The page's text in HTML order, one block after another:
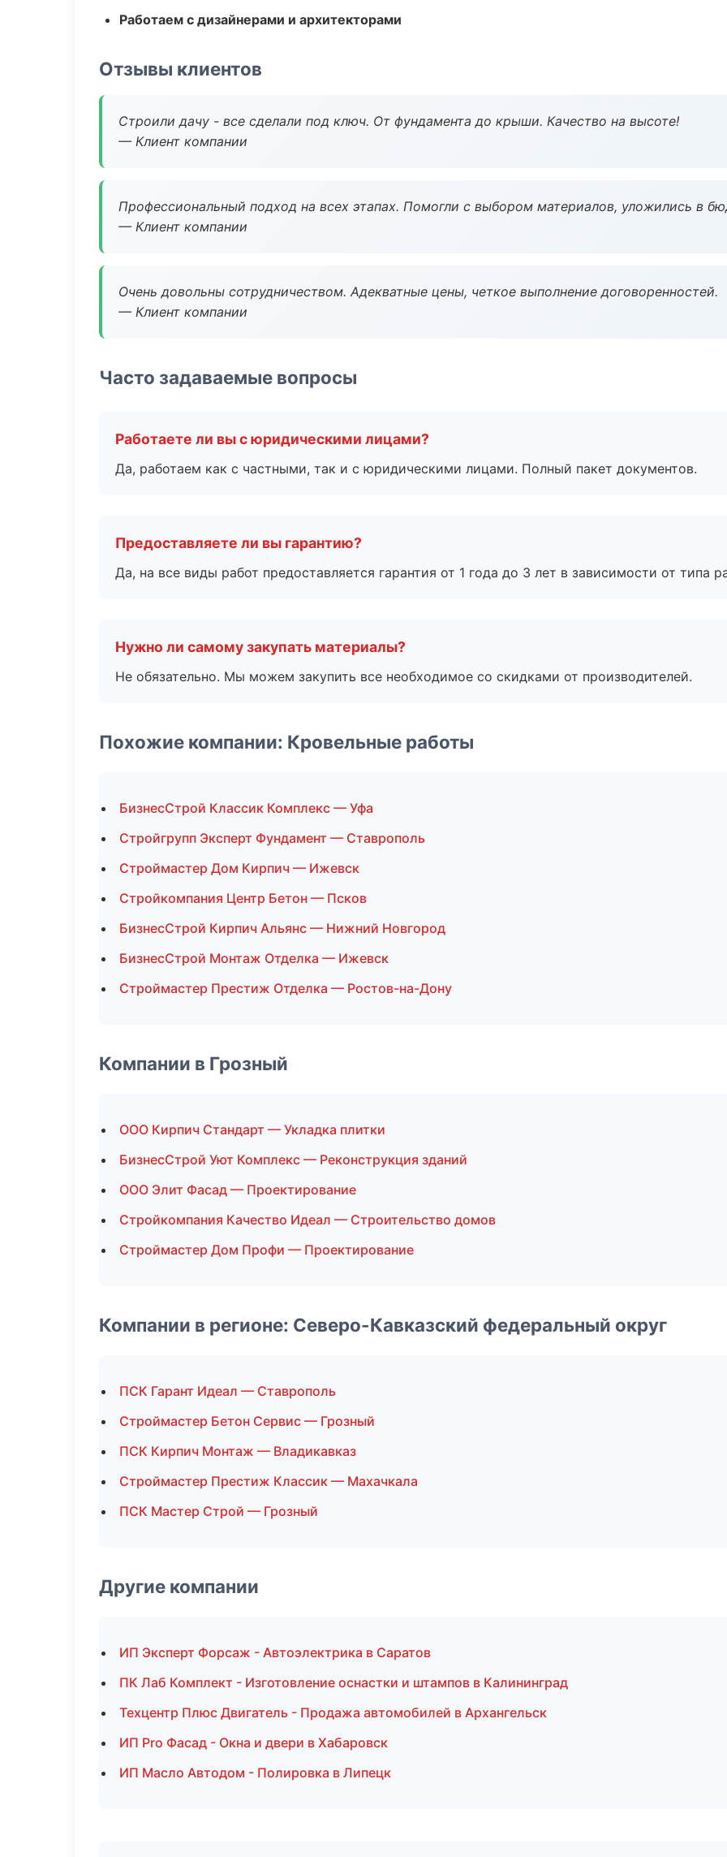
Работаем с дизайнерами и архитекторами
Отзывы клиентов
Строили дачу - все сделали под ключ. От фундамента до крыши. Качество на высоте!
— Клиент компании
Профессиональный подход на всех этапах. Помогли с выбором материалов, уложились в
— Клиент компании
Очень довольны сотрудничеством. Адекватные цены, четкое выполнение договоренностей.
— Клиент компании
Часто задаваемые вопросы
Работаете ли вы с юридическими лицами?
Да, работаем как с частными, так и с юридическими лицами. Полный пакет документов.
Предоставляете ли вы гарантию?
Да, на все виды работ предоставляется гарантия от 1 года до 3 лет в зависимости от типа
Нужно ли самому закупать материалы?
Не обязательно. Мы можем закупить все необходимое со скидками от производителей.
Похожие компании: Кровельные работы
БизнесСтрой Классик Комплекс — Уфа
Стройгрупп Эксперт Фундамент — Ставрополь
Строймастер Дом Кирпич — Ижевск
Стройкомпания Центр Бетон — Псков
БизнесСтрой Кирпич Альянс — Нижний Новгород
БизнесСтрой Монтаж Отделка — Ижевск
Строймастер Престиж Отделка — Ростов-на-Дону
Компании в Грозный
ООО Кирпич Стандарт — Укладка плитки
БизнесСтрой Уют Комплекс — Реконструкция зданий
ООО Элит Фасад — Проектирование
Стройкомпания Качество Идеал — Строительство домов
Строймастер Дом Профи — Проектирование
Компании в регионе: Северо-Кавказский федеральный округ
ПСК Гарант Идеал — Ставрополь
Строймастер Бетон Сервис — Грозный
ПСК Кирпич Монтаж — Владикавказ
Строймастер Престиж Классик — Махачкала
ПСК Мастер Строй — Грозный
Другие компании
ИП Эксперт Форсаж - Автоэлектрика в Саратов
ПК Лаб Комплект - Изготовление оснастки и штампов в Калининград
Техцентр Плюс Двигатель - Продажа автомобилей в Архангельск
ИП Pro Фасад - Окна и двери в Хабаровск
ИП Масло Автодом - Полировка в Липецк